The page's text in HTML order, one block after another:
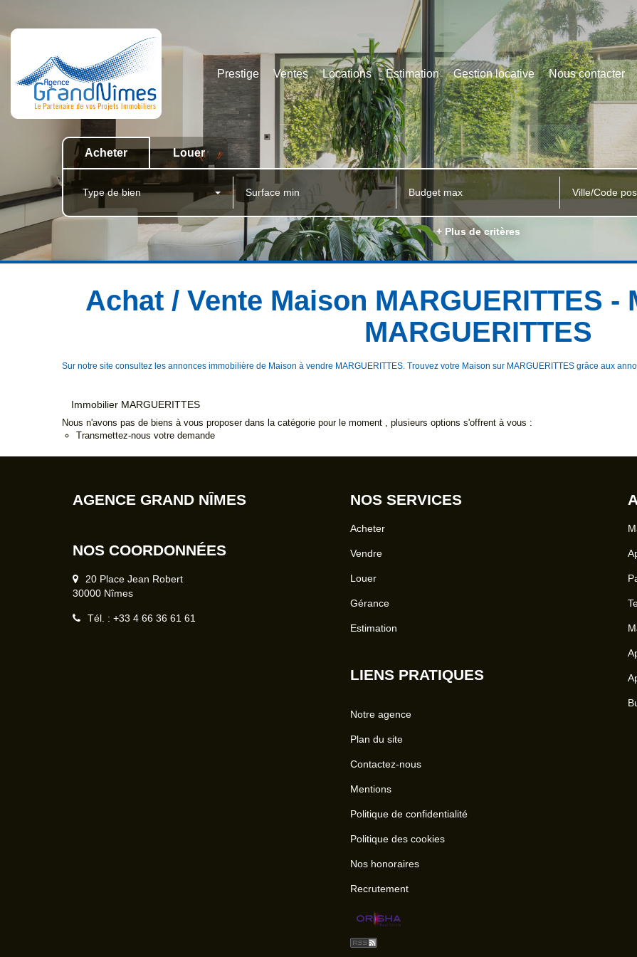
Prestige Ventes Locations Estimation Gestion locative Nous contacter
Acheter Louer
Type de bien Ville/Code
+ Plus de critères
Achat / Vente Maison MARGUERITTES -
MARGUERITTES
Sur notre site consultez les annonces immobilière de Maison à vendre MARGUERITTES. Trouvez votre Maison sur MARGUERITTES grâce aux
Immobilier MARGUERITTES
Nous n'avons pas de biens à vous proposer dans la catégorie pour le moment , plusieurs options s'offrent à vous :
Transmettez-nous votre demande
AGENCE GRAND NÎMES
NOS COORDONNÉES
20 Place Jean Robert
30000 Nîmes
Tél. : +33 4 66 36 61 61
NOS SERVICES
Acheter
Vendre
Louer
Gérance
Estimation
LIENS PRATIQUES
Notre agence
Plan du site
Contactez-nous
Mentions
Politique de confidentialité
Politique des cookies
Nos honoraires
Recrutement